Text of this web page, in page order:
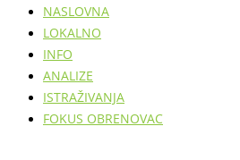
NASLOVNA
LOKALNO
INFO
ANALIZE
ISTRAŽIVANJA
FOKUS OBRENOVAC